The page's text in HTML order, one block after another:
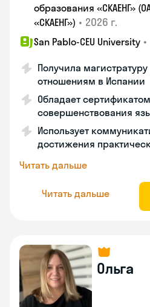
образования «СКАЕНГ»
«СКАЕНГ») • 2026 г.
San Pablo-CEU University •
Получила
отношениям в Испании
Обладает сертификатом
совершенствования
Использует
достижения
Читать дальше
Читать дальше
Ольга